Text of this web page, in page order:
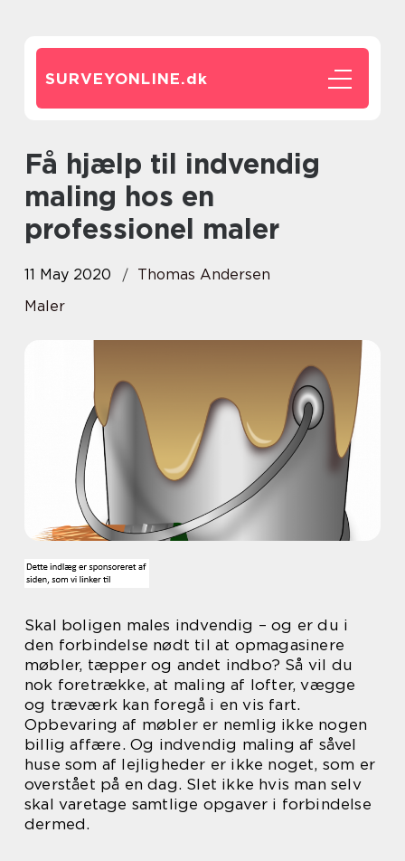
SURVEYONLINE.dk
Få hjælp til indvendig
maling hos en
professionel maler
11 May 2020
Thomas Andersen
Maler
Skal boligen males indvendig – og er du i
den forbindelse nødt til at opmagasinere
møbler, tæpper og andet indbo? Så vil du
nok foretrække, at maling af lofter, vægge
og træværk kan foregå i en vis fart.
Opbevaring af møbler er nemlig ikke nogen
billig affære. Og indvendig maling af såvel
huse som af lejligheder er ikke noget, som er
overstået på en dag. Slet ikke hvis man selv
skal varetage samtlige opgaver i forbindelse
dermed.